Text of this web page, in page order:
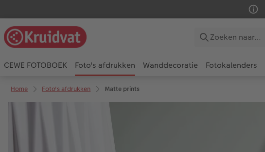
CEWE FOTOBOEK Foto's afdrukken Wanddecoratie Fotokalenders
Home Foto's afdrukken Matte prints